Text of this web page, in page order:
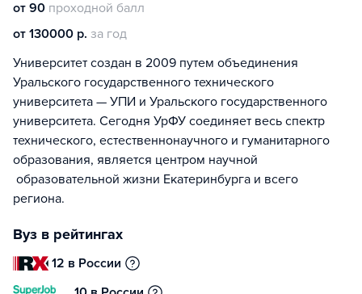
от 90 проходной балл
от 130000 р. за год
Университет создан в 2009 путем объединения
Уральского государственного технического
университета — УПИ и Уральского государственного
университета. Сегодня УрФУ соединяет весь спектр
технического, естественнонаучного и гуманитарного
образования, является центром научной
образовательной жизни Екатеринбурга и всего
региона.
Вуз в рейтингах
12 в России